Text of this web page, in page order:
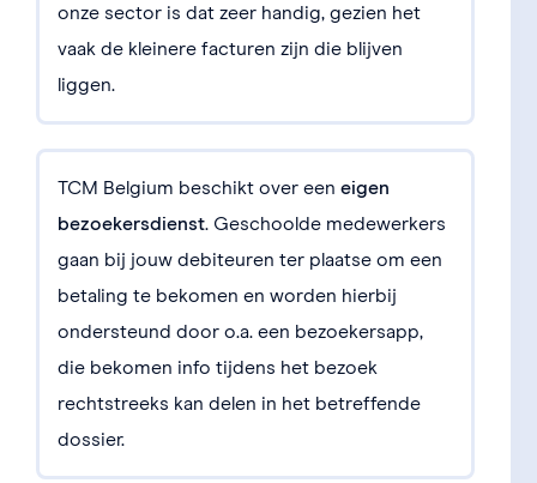
onze sector is dat zeer handig, gezien het
vaak de kleinere facturen zijn die blijven
liggen.
TCM Belgium beschikt over een eigen
bezoekersdienst. Geschoolde medewerkers
gaan bij jouw debiteuren ter plaatse om een
betaling te bekomen en worden hierbij
ondersteund door o.a. een bezoekersapp,
die bekomen info tijdens het bezoek
rechtstreeks kan delen in het betreffende
dossier.